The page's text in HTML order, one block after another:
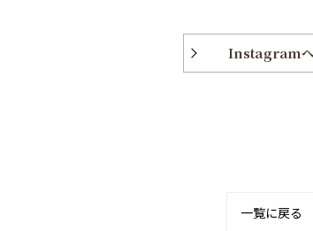
Instagram
一覧に戻る